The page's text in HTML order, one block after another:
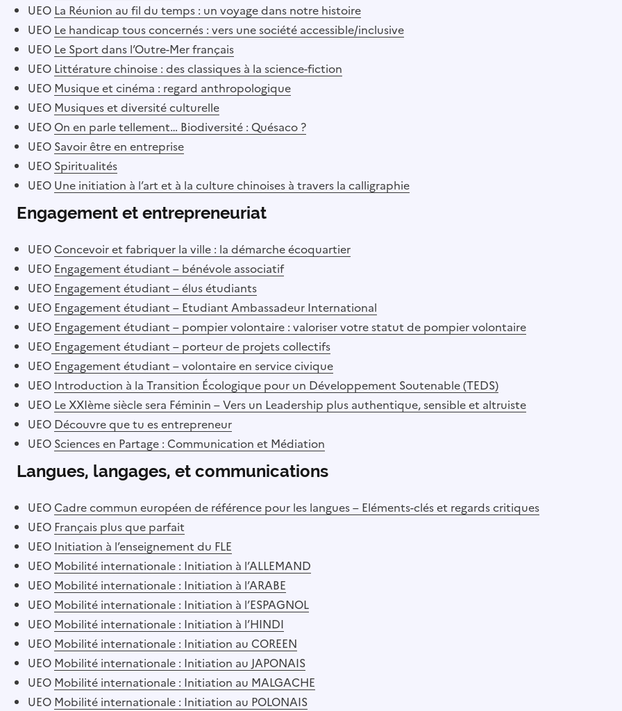
UEO La Réunion au fil du temps : un voyage dans notre histoire
UEO Le handicap tous concernés : vers une société accessible/inclusive
UEO Le Sport dans l’Outre-Mer français
UEO Littérature chinoise : des classiques à la science-fiction
UEO Musique et cinéma : regard anthropologique
UEO Musiques et diversité culturelle
UEO On en parle tellement… Biodiversité : Quésaco ?
UEO Savoir être en entreprise
UEO Spiritualités
UEO Une initiation à l’art et à la culture chinoises à travers la calligraphie
Engagement et entrepreneuriat
UEO Concevoir et fabriquer la ville : la démarche écoquartier
UEO Engagement étudiant – bénévole associatif
UEO Engagement étudiant – élus étudiants
UEO Engagement étudiant – Etudiant Ambassadeur International
UEO Engagement étudiant – pompier volontaire : valoriser votre statut de pompier volontaire
UEOEngagement étudiant – porteur de projets collectifs
UEO Engagement étudiant – volontaire en service civique
UEO Introduction à la Transition Écologique pour un Développement Soutenable (TEDS)
UEO Le XXIème siècle sera Féminin – Vers un Leadership plus authentique, sensible et altruiste
UEO Découvre que tu es entrepreneur
UEO Sciences en Partage : Communication et Médiation
Langues, langages, et communications
UEO Cadre commun européen de référence pour les langues – Eléments-clés et regards critiques
UEO Français plus que parfait
UEO Initiation à l’enseignement du FLE
UEO Mobilité internationale : Initiation à l’ALLEMAND
UEO Mobilité internationale : Initiation à l’ARABE
UEO Mobilité internationale : Initiation à l’ESPAGNOL
UEO Mobilité internationale : Initiation à l’HINDI
UEO Mobilité internationale : Initiation au COREEN
UEO Mobilité internationale : Initiation au JAPONAIS
UEO Mobilité internationale : Initiation au MALGACHE
UEO Mobilité internationale : Initiation au POLONAIS